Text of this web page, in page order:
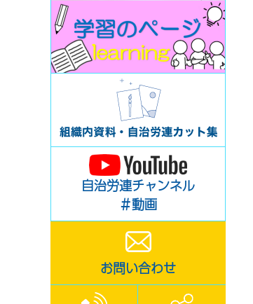
自治労連チャンネル
＃動画
お問い合わせ